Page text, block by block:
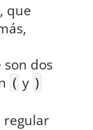
que
dos
( y )
regular